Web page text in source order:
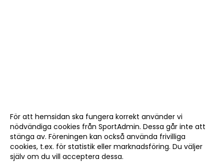
För att hemsidan ska fungera korrekt använder vi
nödvändiga cookies från SportAdmin. Dessa går inte att
stänga av. Föreningen kan också använda frivilliga
cookies, t.ex. för statistik eller marknadsföring. Du väljer
själv om du vill acceptera dessa.